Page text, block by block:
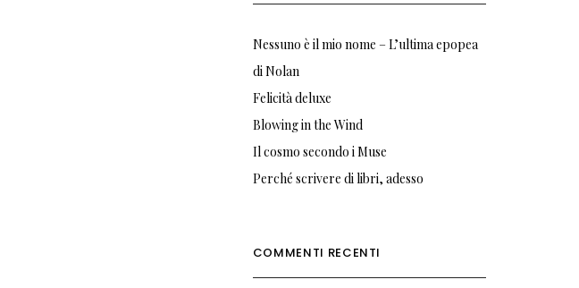
Nessuno è il mio nome – L’ultima epopea
di Nolan
Felicità deluxe
Blowing in the Wind
Il cosmo secondo i Muse
Perché scrivere di libri, adesso
COMMENTI RECENTI